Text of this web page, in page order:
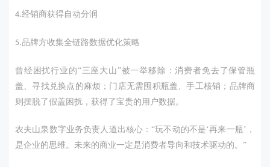
4.经销商获得自动分润
5.品牌方收集全链路数据优化策略
曾经困扰行业的 “三座大山”被一举移除：消费者免去了保管瓶
盖、寻找兑换点的麻烦；门店无需囤积瓶盖、手工核销；品牌商
则摆脱了假盖困扰，获得了宝贵的用户数据。
农夫山泉数字业务负责人道出核心： “玩不动的不是‘再来一瓶’，
是企业的思维。未来的商业一定是消费者导向和技术驱动的。”